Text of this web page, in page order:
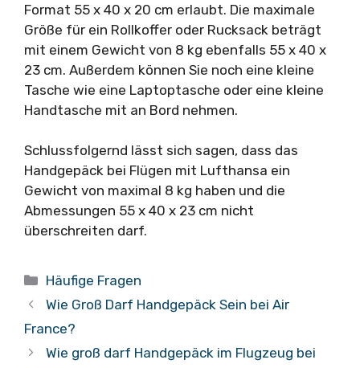
Format 55 x 40 x 20 cm erlaubt. Die maximale
Größe für ein Rollkoffer oder Rucksack beträgt
mit einem Gewicht von 8 kg ebenfalls 55 x 40 x
23 cm. Außerdem können Sie noch eine kleine
Tasche wie eine Laptoptasche oder eine kleine
Handtasche mit an Bord nehmen.
Schlussfolgernd lässt sich sagen, dass das
Handgepäck bei Flügen mit Lufthansa ein
Gewicht von maximal 8 kg haben und die
Abmessungen 55 x 40 x 23 cm nicht
überschreiten darf.
Kategorien
Häufige Fragen
Wie Groß Darf Handgepäck Sein bei Air
France?
Wie groß darf Handgepäck im Flugzeug bei